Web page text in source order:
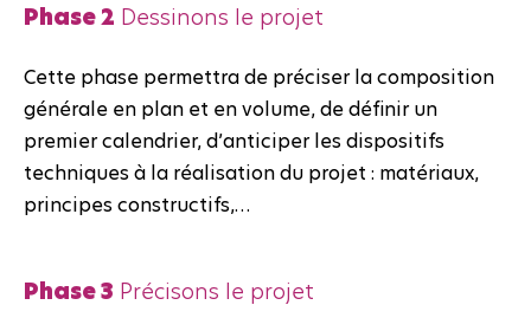
Phase 2 Dessinons le projet
Cette phase permettra de préciser la composition
générale en plan et en volume, de définir un
premier calendrier, d’anticiper les dispositifs
techniques à la réalisation du projet : matériaux,
principes constructifs,…
Phase 3 Précisons le projet